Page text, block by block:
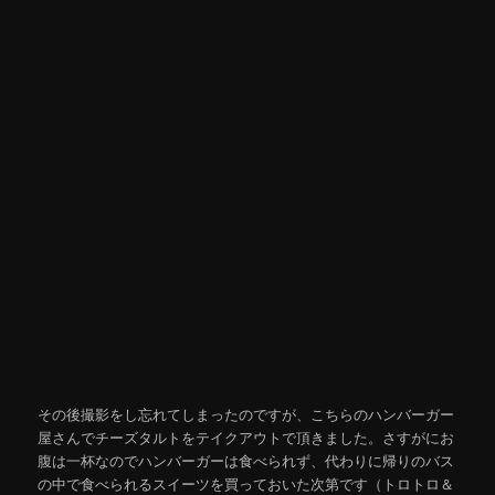
その後撮影をし忘れてしまったのですが、こちらのハンバーガー
屋さんでチーズタルトをテイクアウトで頂きました。さすがにお
腹は一杯なのでハンバーガーは食べられず、代わりに帰りのバス
の中で食べられるスイーツを買っておいた次第です（トロトロ＆